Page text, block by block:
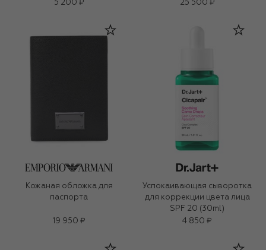
5 200 ₽ 25 500 ₽
Кожаная обложка для
паспорта
19 950 ₽
Успокаивающая сыворотка
для коррекции цвета лица
SPF 20 (30ml)
4 850 ₽